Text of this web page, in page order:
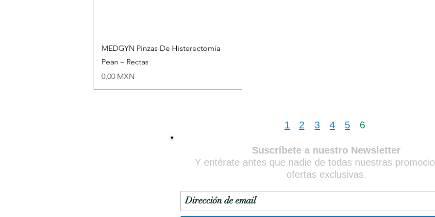
Vista rápida
MEDGYN Pinzas De Histerectomía
Pean – Rectas
Precio
0,00 MXN
1 2 3 4 5 6
Suscríbete a nuestro Newsletter
Y entérate antes que nadie de todas nuestras
ofertas exclusivas.